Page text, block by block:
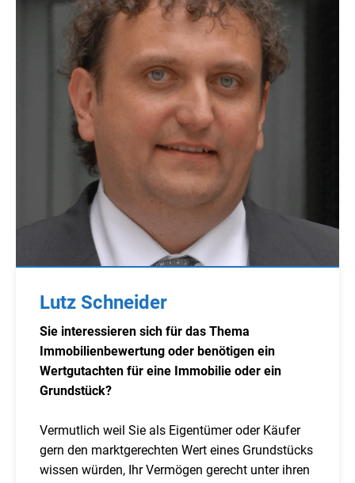
Lutz Schneider
Sie interessieren sich für das Thema
Immobilienbewertung oder benötigen ein
Wertgutachten für eine Immobilie oder ein
Grundstück?
Vermutlich weil Sie als Eigentümer oder Käufer
gern den marktgerechten Wert eines Grundstücks
wissen würden, Ihr Vermögen gerecht unter ihren